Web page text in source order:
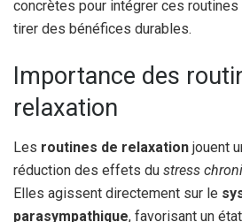
concrètes pour intégrer ces
tirer des bénéfices durables.
Importance des
relaxation
Les routines de relaxation jouent
réduction des effets du stress
Elles agissent directement sur le
parasympathique, favorisant un